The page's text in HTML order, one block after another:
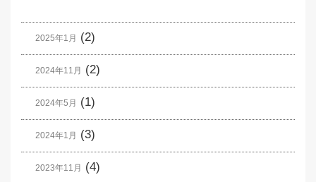
2025年1月 (2)
2024年11月 (2)
2024年5月 (1)
2024年1月 (3)
2023年11月 (4)